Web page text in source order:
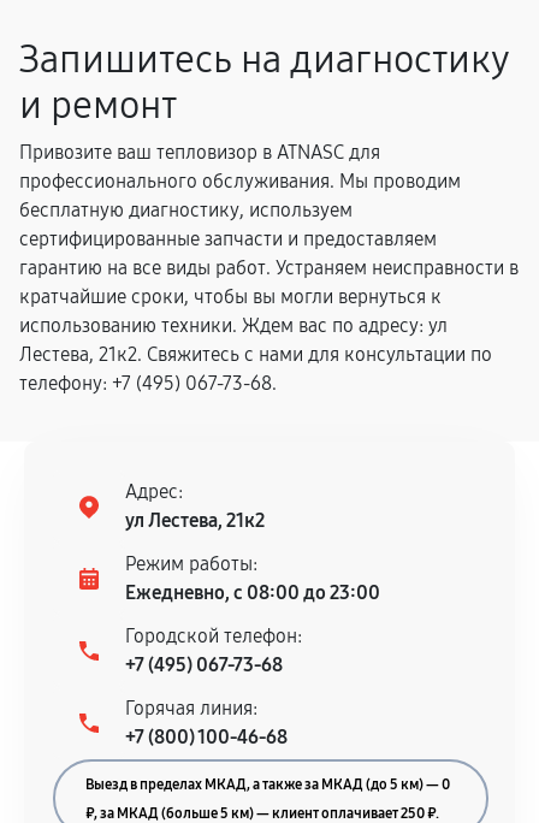
Запишитесь на диагностику
и ремонт
Привозите ваш тепловизор в ATNASC для
профессионального обслуживания. Мы проводим
бесплатную диагностику, используем
сертифицированные запчасти и предоставляем
гарантию на все виды работ. Устраняем неисправности в
кратчайшие сроки, чтобы вы могли вернуться к
использованию техники. Ждем вас по адресу: ул
Лестева, 21к2. Свяжитесь с нами для консультации по
телефону: +7 (495) 067-73-68.
Адрес:
ул Лестева, 21к2
Режим работы:
Ежедневно, с 08:00 до 23:00
Городской телефон:
+7 (495) 067-73-68
Горячая линия:
+7 (800) 100-46-68
Выезд в пределах МКАД, а также за МКАД (до 5 км) — 0
₽, за МКАД (больше 5 км) — клиент оплачивает 250 ₽.